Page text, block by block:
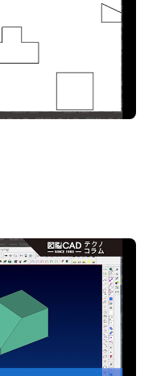
の位置合わせを簡単